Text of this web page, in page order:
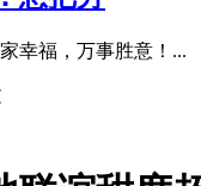
幸福，万事胜意！...